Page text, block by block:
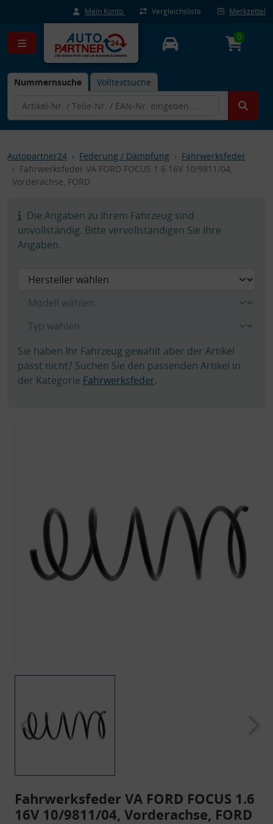
Mein Konto Vergleichsliste Merkzettel
Nummernsuche Volltextsuche
0
Autopartner24 Federung / Dämpfung
Fahrwerksfeder
Fahrwerksfeder VA FORD FOCUS 1.6 16V 10/9811/04,
Vorderachse, FORD
Die Angaben zu Ihrem Fahrzeug sind
unvollständig. Bitte vervollständigen Sie Ihre
Angaben.
Sie haben Ihr Fahrzeug gewählt aber der Artikel
passt nicht? Suchen Sie den passenden Artikel in
der Kategorie Fahrwerksfeder.
Fahrwerksfeder VA FORD FOCUS 1.6
16V 10/9811/04, Vorderachse, FORD